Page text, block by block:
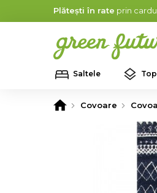
Plătești în rate prin
Saltele
Covoare